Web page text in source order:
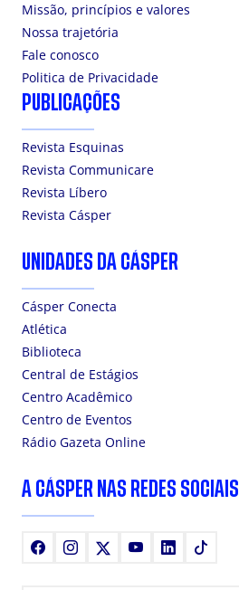
Missão, princípios e valores
Nossa trajetória
Fale conosco
Politica de Privacidade
PUBLICAÇÕES
Revista Esquinas
Revista Communicare
Revista Líbero
Revista Cásper
UNIDADES DA CÁSPER
Cásper Conecta
Atlética
Biblioteca
Central de Estágios
Centro Acadêmico
Centro de Eventos
Rádio Gazeta Online
A CÁSPER NAS REDES SOCIAIS
FacebookInstagram YoutubeLinkedIn